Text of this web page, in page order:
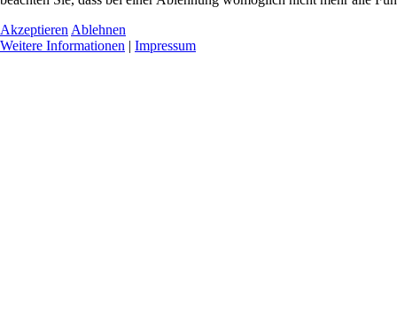
Akzeptieren Ablehnen
Weitere Informationen | Impressum